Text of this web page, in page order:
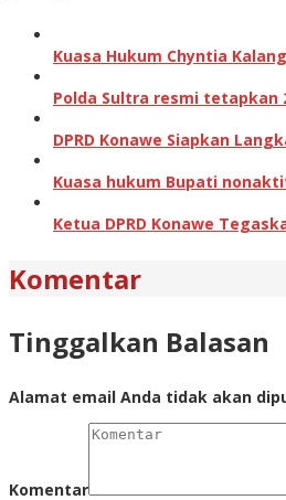
Kuasa Hukum Chyntia
Polda Sultra resmi tetapkan
DPRD Konawe Siapkan
Kuasa hukum Bupati
Ketua DPRD Konawe
Komentar
Tinggalkan Balasan
Alamat email Anda tidak akan
Komentar